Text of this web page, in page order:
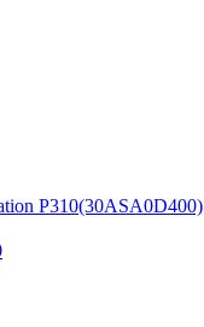
P310(30ASA0D400)